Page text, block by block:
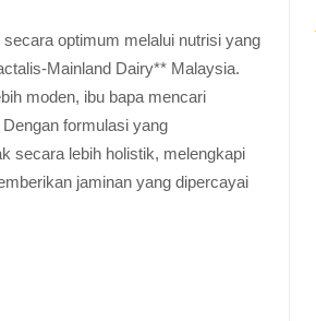
optimum melalui nutrisi yang
Mainland Dairy** Malaysia.
moden, ibu bapa mencari
formulasi yang
secara lebih holistik, melengkapi
jaminan yang dipercayai